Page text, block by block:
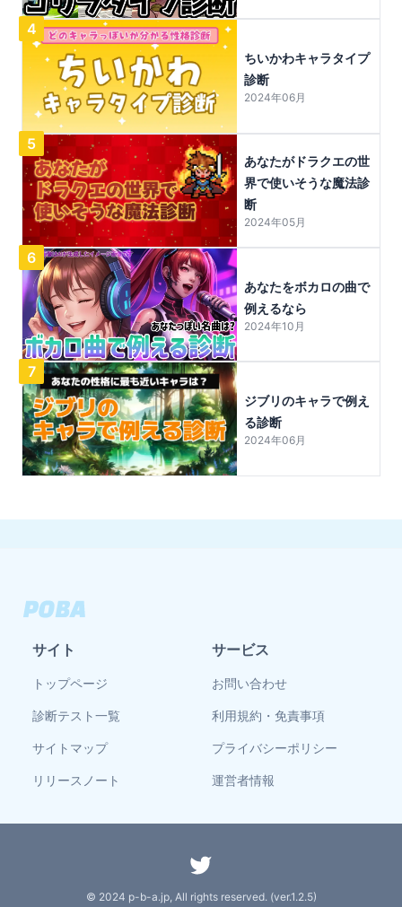
4
ちいかわキャラタイプ
診断
2024年06月
5
あなたがドラクエの世
界で使いそうな魔法診
断
2024年05月
6
あなたをボカロの曲で
例えるなら
2024年10月
7
ジブリのキャラで例え
る診断
2024年06月
サイト
トップページ
診断テスト一覧
サイトマップ
リリースノート
サービス
お問い合わせ
利用規約・免責事項
プライバシーポリシー
運営者情報
© 2024 p-b-a.jp, All rights reserved. (ver.1.2.5)